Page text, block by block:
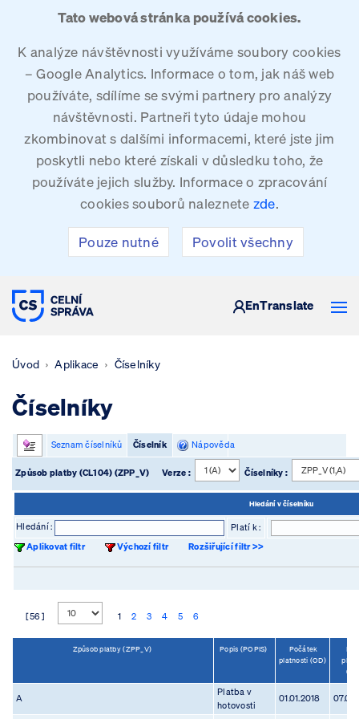
Tato webová stránka používá cookies.
K analýze návštěvnosti využíváme soubory cookies
– Google Analytics. Informace o tom, jak náš web
používáte, sdílíme se svými partnery pro analýzy
návštěvnosti. Partneři tyto údaje mohou
zkombinovat s dalšími informacemi, které jste jim
poskytli nebo které získali v důsledku toho, že
používáte jejich služby. Informace o zpracování
cookies souborů naleznete zde.
Pouze nutné Povolit všechny
CELNÍ SPRÁVA ČESKÉ REPUBLIKY
EnTranslate
Úvod Aplikace Číselníky
Číselníky
Seznam číselníků Číselník Nápověda
Způsob platby (CL104) (ZPP_V) Verze : Číselníky :
Hledání v číselníku
Hledání :
Platí k :
Aplikovat filtr
Výchozí filtr Rozšiřující filtr >>
[ 56 ] 1 2 3 4 5 6
Způsob platby (ZPP_V) Popis (POPIS)
Počátek
platnosti (OD)
A
Platba v
hotovosti
01.01.2018